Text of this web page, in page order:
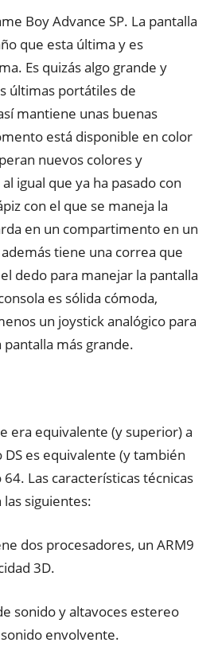
Boy Advance SP. La pantalla
que esta última y es
Es quizás algo grande y
últimas portátiles de
mantiene unas buenas
está disponible en color
nuevos colores y
igual que ya ha pasado con
con el que se maneja la
en un compartimento en un
tiene una correa que
dedo para manejar la pantalla
es sólida cómoda,
un joystick analógico para
más grande.
era equivalente (y superior) a
DS es equivalente (y también
Las características técnicas
siguientes:
dos procesadores, un ARM9
3D.
sonido y altavoces estereo
envolvente.